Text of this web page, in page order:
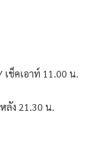
เช็คเอาท์ 11.00 น.
ลัง 21.30 น.